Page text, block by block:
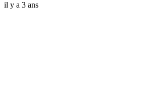
il y a 3 ans